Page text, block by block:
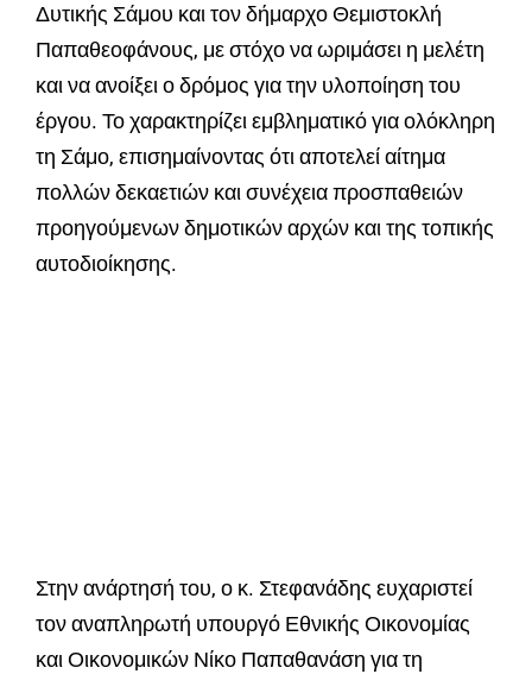
Δυτικής Σάμου και τον δήμαρχο Θεμιστοκλή
Παπαθεοφάνους, με στόχο να ωριμάσει η μελέτη
και να ανοίξει ο δρόμος για την υλοποίηση του
έργου. Το χαρακτηρίζει εμβληματικό για ολόκληρη
τη Σάμο, επισημαίνοντας ότι αποτελεί αίτημα
πολλών δεκαετιών και συνέχεια προσπαθειών
προηγούμενων δημοτικών αρχών και της τοπικής
αυτοδιοίκησης.
Στην ανάρτησή του, ο κ. Στεφανάδης ευχαριστεί
τον αναπληρωτή υπουργό Εθνικής Οικονομίας
και Οικονομικών Νίκο Παπαθανάση για τη